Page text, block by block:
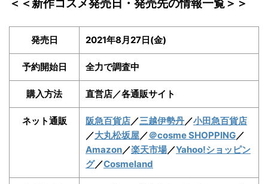
＜＜新作コスメ発売日・発売先の情報一覧＞＞
発売日 2021年8月27日(金)
予約開始日 全力で調査中
購入方法 直営店／各通販サイト
ネット通販 阪急百貨店／三越伊勢丹／小田急百貨店
／大丸松坂屋／＠cosme SHOPPING／
Amazon／楽天市場／Yahoo!ショッピン
グ／Cosmeland